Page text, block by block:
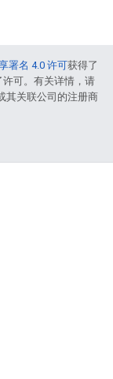
署名 4.0 许可获得了
许可。有关详情，请
其关联公司的注册商